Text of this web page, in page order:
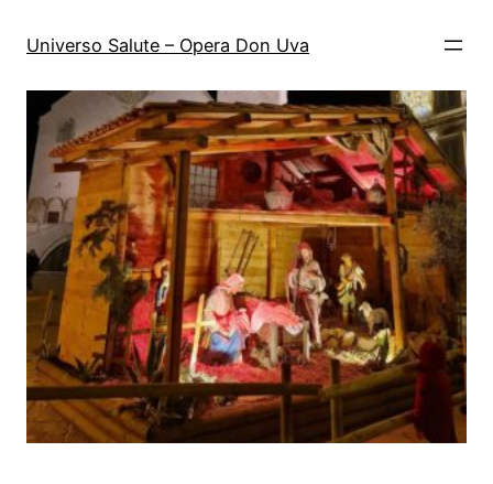
Universo Salute – Opera Don Uva